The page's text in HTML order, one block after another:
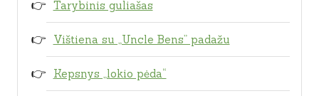
Tarybinis guliašas
Vištiena su „Uncle Bens” padažu
Kepsnys „lokio pėda“